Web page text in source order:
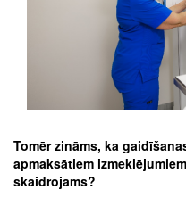
Tomēr zināms, ka
apmaksātiem
skaidrojams?